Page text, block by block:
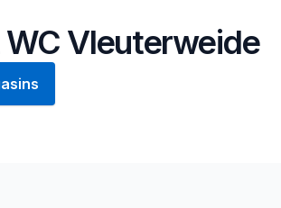
Vleuterweide